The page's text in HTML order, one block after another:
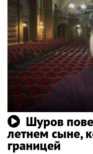
Шуров
летнем сыне,
границей